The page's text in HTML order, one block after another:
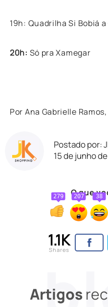
19h: Quadrilha Si Bobiá
20h: Só pra Xamegar
Por Ana Gabrielle
Postado por:
15 de junho
O que
279 207 38
1.1K
Shares
Artigos